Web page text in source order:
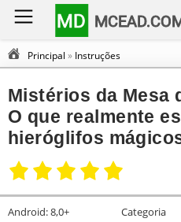
MD
Principal » Instruções
Mistérios da Mesa
O que realmente
hieróglifos
Android:8,0+ Categoria